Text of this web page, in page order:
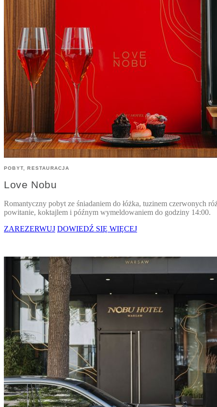
POBYT, RESTAURACJA
Love Nobu
Romantyczny pobyt ze śniadaniem do łóżka, tuzinem czerwonych
powitanie, koktajlem i późnym wymeldowaniem do godziny 14:00.
ZAREZERWUJ DOWIEDŹ SIĘ WIĘCEJ